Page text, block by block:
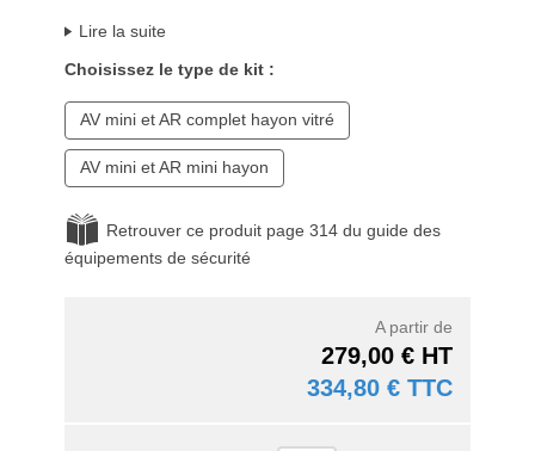
Lire la suite
Choisissez le type de kit :
AV mini et AR complet hayon vitré
AV mini et AR mini hayon
Retrouver ce produit page 314 du guide des
équipements de sécurité
A partir de
279,00 € HT
334,80 € TTC